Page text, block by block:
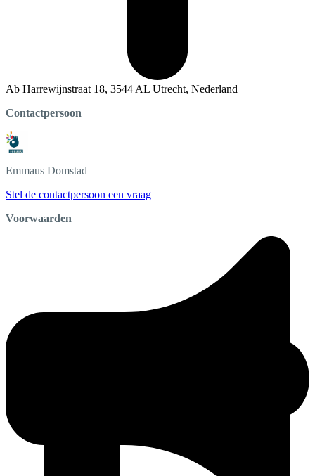
Ab Harrewijnstraat 18, 3544 AL Utrecht, Nederland
Contactpersoon
Emmaus Domstad
Stel de contactpersoon een vraag
Voorwaarden